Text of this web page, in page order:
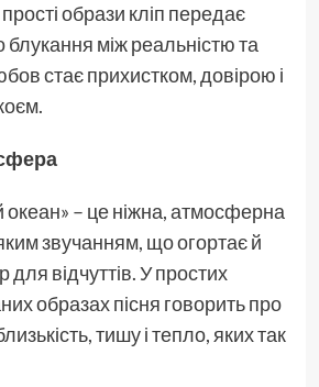
образи кліп передає
блукання між реальністю та
стає прихистком, довірою і
океан» – це ніжна, атмосферна
звучанням, що огортає й
для відчуттів. У простих
образах пісня говорить про
тишу і тепло, яких так